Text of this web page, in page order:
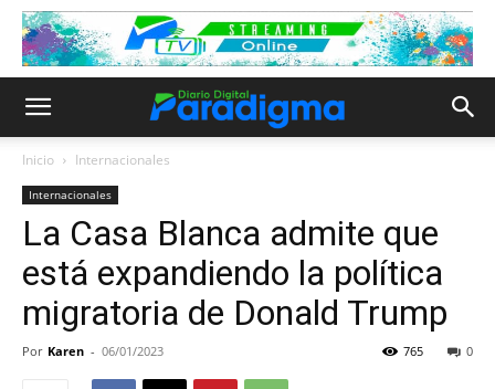
Inicio Internacionales
Internacionales
La Casa Blanca admite que
está expandiendo la política
migratoria de Donald Trump
Por Karen - 06/01/2023 0
765